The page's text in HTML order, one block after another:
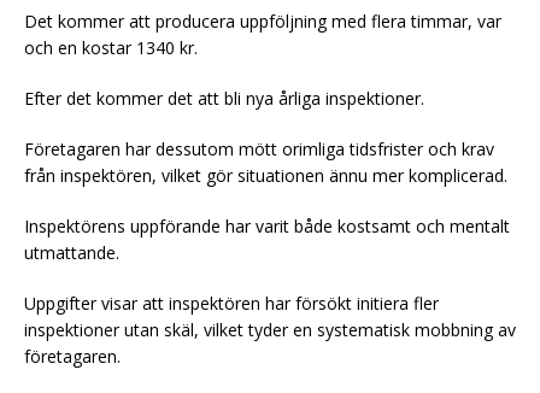
Det kommer att producera uppföljning med flera timmar, var
och en kostar 1340 kr.
Efter det kommer det att bli nya årliga inspektioner.
Företagaren har dessutom mött orimliga tidsfrister och krav
från inspektören, vilket gör situationen ännu mer komplicerad.
Inspektörens uppförande har varit både kostsamt och mentalt
utmattande.
Uppgifter visar att inspektören har försökt initiera fler
inspektioner utan skäl, vilket tyder en systematisk mobbning av
företagaren.